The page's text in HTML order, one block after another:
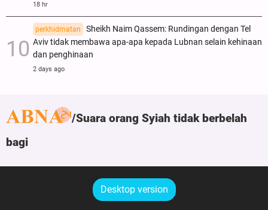
18 hr
perkhidmatan
Sheikh Naim Qassem: Rundingan dengan Tel
Aviv tidak membawa apa-apa kepada Lubnan selain kehinaan
dan penghinaan
2 days ago
Suara orang Syiah tidak berbelah
bagi
Desktop version